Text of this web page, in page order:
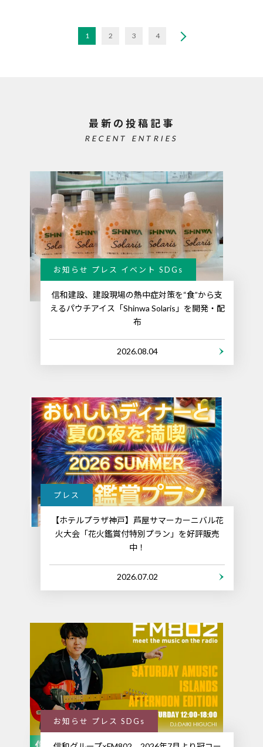
1 2 3 4
最新の投稿記事
RECENT ENTRIES
お知らせ プレス イベント SDGs
信和建設、建設現場の熱中症対策を“食”から支
えるパウチアイス「Shinwa Solaris」を開発・配
布
2026.08.04
プレス
【ホテルプラザ神戸】芦屋サマーカーニバル花
火大会「花火鑑賞付特別プラン」を好評販売
中！
2026.07.02
お知らせ プレス SDGs